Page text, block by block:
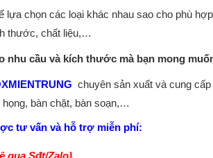
lựa chọn các loại khác nhau sao cho phù
thước, chất liệu,…
nhu cầu và kích thước mà bạn mong
chuyên sản xuất và cung
bàn chặt, bàn soạn,…
tư vấn và hỗ trợ miễn phí: